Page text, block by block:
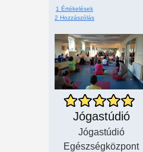
1 Értékelések
2 Hozzászólás
Jógastúdió
Jógastúdió
Egészségközpont